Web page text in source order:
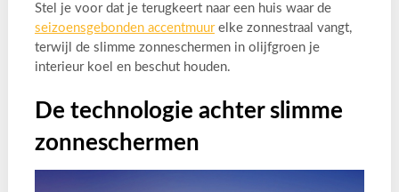
Stel je voor dat je terugkeert naar een huis waar de
seizoensgebonden accentmuurelke zonnestraal vangt,
terwijl de slimme zonneschermen in olijfgroen je
interieur koel en beschut houden.
De technologie achter slimme
zonneschermen